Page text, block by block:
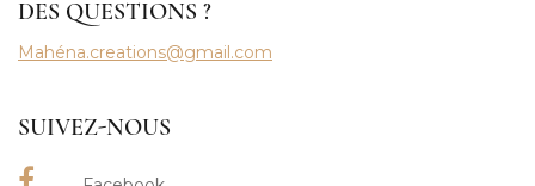
DES QUESTIONS ?
Mahéna.creations@gmail.com
SUIVEZ-NOUS